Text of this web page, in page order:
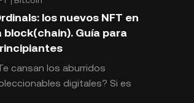
los nuevos NFT en
block(chain). Guía para
cansan los aburridos
digitales? Si es